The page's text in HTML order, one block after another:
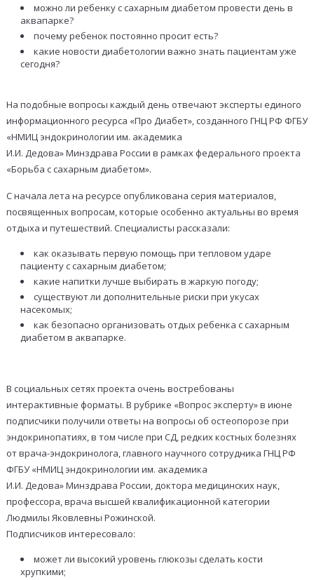
можно ли ребенку с сахарным диабетом провести день в
аквапарке?
почему ребенок постоянно просит есть?
какие новости диабетологии важно знать пациентам уже
сегодня?
На подобные вопросы каждый день отвечают эксперты единого
информационного ресурса «Про Диабет», созданного ГНЦ РФ ФГБУ
«НМИЦ эндокринологии им. академика
И.И. Дедова» Минздрава России в рамках федерального проекта
«Борьба с сахарным диабетом».
С начала лета на ресурсе опубликована серия материалов,
посвященных вопросам, которые особенно актуальны во время
отдыха и путешествий. Специалисты рассказали:
как оказывать первую помощь при тепловом ударе
пациенту с сахарным диабетом;
какие напитки лучше выбирать в жаркую погоду;
существуют ли дополнительные риски при укусах
насекомых;
как безопасно организовать отдых ребенка с сахарным
диабетом в аквапарке.
В социальных сетях проекта очень востребованы
интерактивные форматы. В рубрике «Вопрос эксперту» в июне
подписчики получили ответы на вопросы об остеопорозе при
эндокринопатиях, в том числе при СД, редких костных болезнях
от врача-эндокринолога, главного научного сотрудника ГНЦ РФ
ФГБУ «НМИЦ эндокринологии им. академика
И.И. Дедова» Минздрава России, доктора медицинских наук,
профессора, врача высшей квалификационной категории
Людмилы Яковлевны Рожинской.
Подписчиков интересовало:
может ли высокий уровень глюкозы сделать кости
хрупкими;